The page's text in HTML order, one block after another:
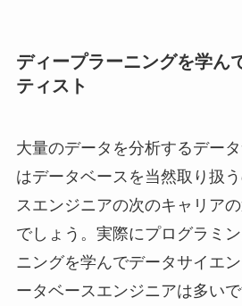
ディープラーニングを学ん
ティスト
大量のデータを分析するデー
はデータベースを当然取り扱
スエンジニアの次のキャリア
でしょう。実際にプログラミ
ニングを学んでデータサイエ
ータベースエンジニアは多いで